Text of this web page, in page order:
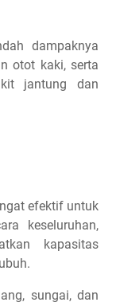
dampaknya
otot kaki, serta
jantung dan
efektif untuk
keseluruhan,
kapasitas
sungai, dan